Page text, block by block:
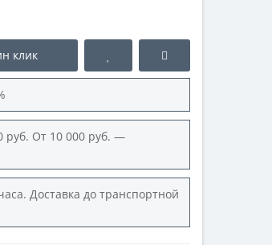
клик
руб. От 10 000 руб. —
Доставка до транспортной